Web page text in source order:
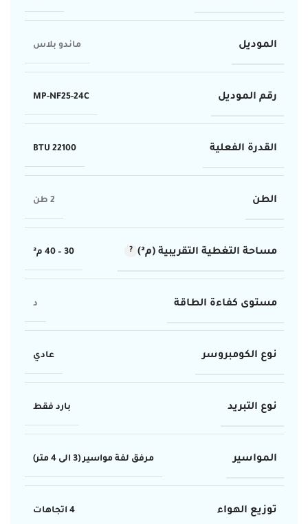
الموديل ماندو بلاس
رقم الموديل MP-NF25-24C
القدرة الفعلية 22100 BTU
الطن 2 طن
مساحة التغطية التقريبية (م²) 30 – 40 م²
مستوى كفاءة الطاقة د
نوع الكومبروسر عادي
نوع التبريد بارد فقط
المواسير مرفق لفة مواسير (3 الى 4 متر)
توزيع الهواء 4 اتجاهات